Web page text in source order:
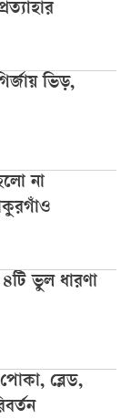
ভিড়,
না
৪টি ভুল ধারণা
ব্লেড,